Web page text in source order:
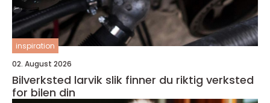
inspiration
02. August 2026
Bilverksted larvik slik finner du riktig verksted
for bilen din